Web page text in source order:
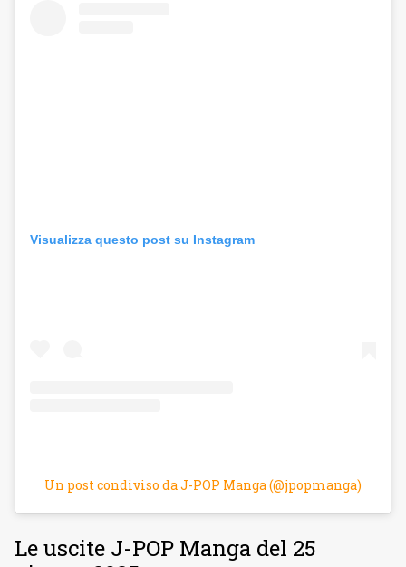
Visualizza questo post su Instagram
Un post condiviso da J-POP Manga (@jpopmanga)
Le uscite J-POP Manga del 25